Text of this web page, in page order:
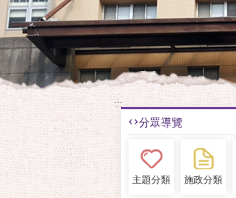
:::
分眾導覽
主題分類 施政分類